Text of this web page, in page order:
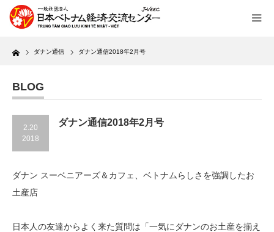
Home ダナン通信 ダナン通信2018年2月号
BLOG
2.20
2018
ダナン通信2018年2月号
ダナン スーベニアーズ＆カフェ、ベトナムらしさを強調したお
土産店
日本人の友達からよく来た質問は「一気にダナンのお土産を揃え